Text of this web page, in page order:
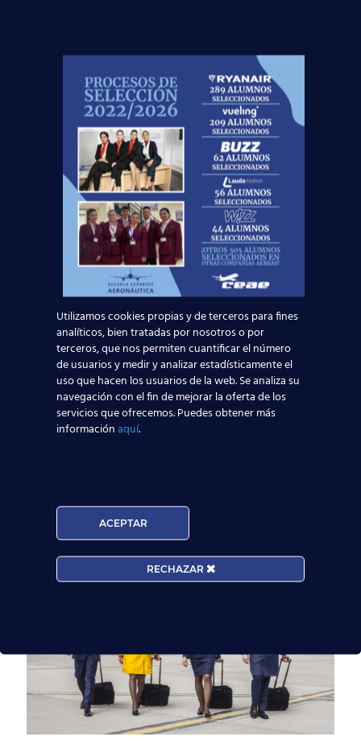
21 agosto, 2018
Ocho ideas que
mejorarán la
experiencia de vuelo
de los pasajeros
Ocho novedosas ideas que mejoran
Utilizamos cookies propias y de terceros para fines
analíticos, bien tratadas por nosotros o por
terceros, que nos permiten cuantificar el número
de usuarios y medir y analizar estadísticamente el
uso que hacen los usuarios de la web. Se analiza su
navegación con el fin de mejorar la oferta de los
servicios que ofrecemos. Puedes obtener más
informaciónaquí.
ACEPTAR
RECHAZAR